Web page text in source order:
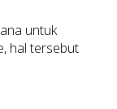
untuk
hal tersebut